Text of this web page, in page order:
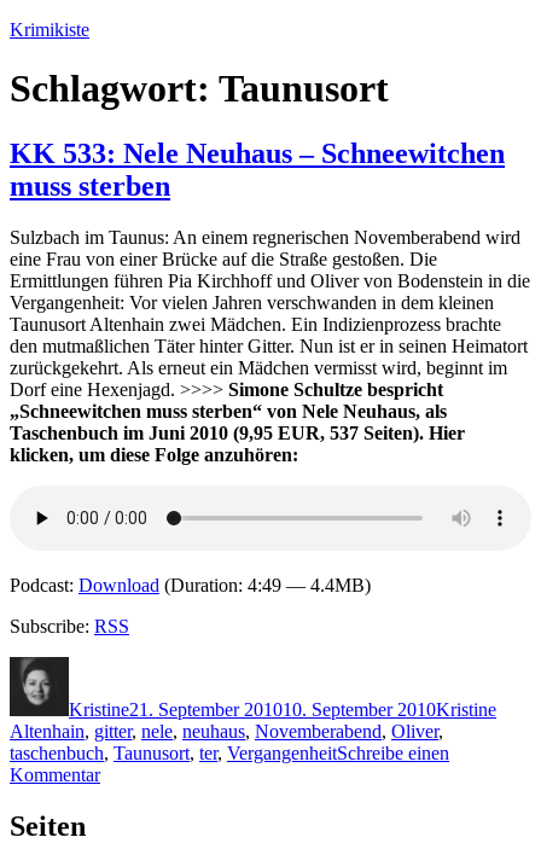
Zum
springen
Krimikiste
Schlagwort: Taunusort
KK 533: Nele Neuhaus – Schneewitchen
muss sterben
Sulzbach im Taunus: An einem regnerischen Novemberabend wird
eine Frau von einer Brücke auf die Straße gestoßen. Die
Ermittlungen führen Pia Kirchhoff und Oliver von Bodenstein in die
Vergangenheit: Vor vielen Jahren verschwanden in dem kleinen
Taunusort Altenhain zwei Mädchen. Ein Indizienprozess brachte
den mutmaßlichen Täter hinter Gitter. Nun ist er in seinen Heimatort
zurückgekehrt. Als erneut ein Mädchen vermisst wird, beginnt im
Dorf eine Hexenjagd. >>>> Simone Schultze bespricht
„Schneewitchen muss sterben“ von Nele Neuhaus, als
Taschenbuch im Juni 2010 (9,95 EUR, 537 Seiten). Hier
klicken, um diese Folge anzuhören:
Podcast: Download (Duration: 4:49 — 4.4MB)
Subscribe: RSS
Kristine21. September 201010. September 2010Kristine
Altenhain, gitter, nele, neuhaus, Novemberabend, Oliver,
taschenbuch, Taunusort, ter, VergangenheitSchreibe einen
Kommentarzu
Seiten